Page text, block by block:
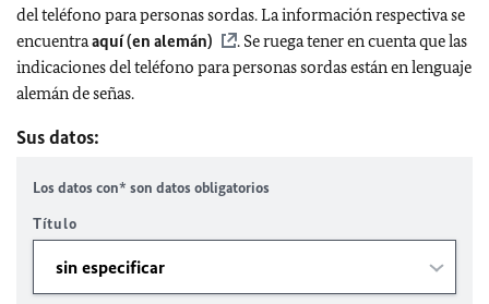
del teléfono para personas sordas. La información respectiva se
encuentraaquí (en alemán)
. Se ruega tener en cuenta que las
indicaciones del teléfono para personas sordas están en lenguaje
alemán de señas.
Sus datos:
Los datos con* son datos obligatorios
Título